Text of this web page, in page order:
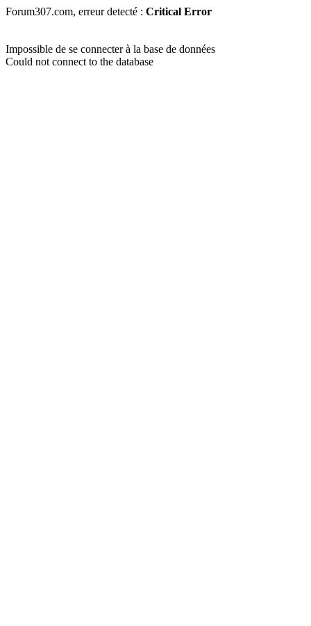
Forum307.com, erreur detecté : Critical Error
Impossible de se connecter à la base de données
Could not connect to the database